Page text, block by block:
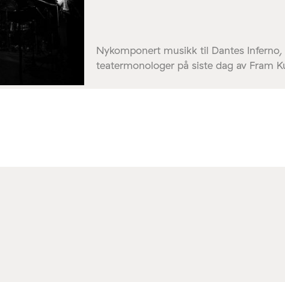
Nykomponert musikk til Dantes
teatermonologer på siste dag av Fram